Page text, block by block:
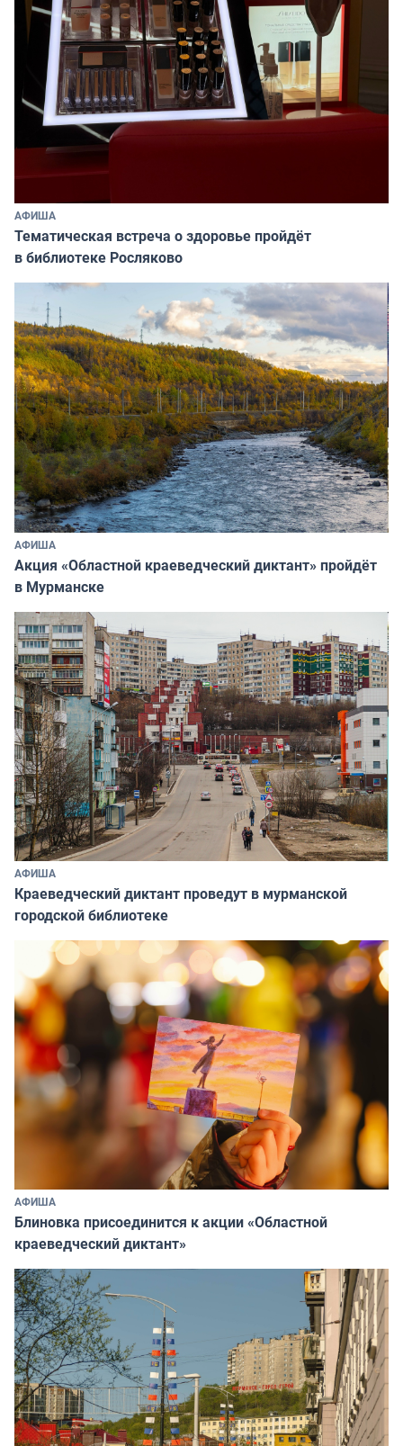
АФИША
Тематическая встреча о здоровье пройдёт
в библиотеке Росляково
АФИША
Акция «Областной краеведческий диктант» пройдёт
в Мурманске
АФИША
Краеведческий диктант проведут в мурманской
городской библиотеке
АФИША
Блиновка присоединится к акции «Областной
краеведческий диктант»